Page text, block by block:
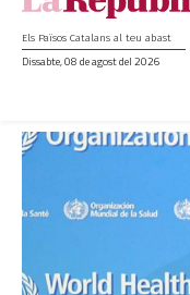
Els Països Catalans al teu abast
Dissabte, 08 de agost del 2026